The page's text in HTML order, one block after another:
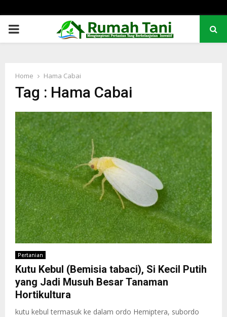
PRIMARY
Home Hama Cabai
Tag : Hama Cabai
Pertanian
Kutu Kebul (Bemisia tabaci), Si Kecil Putih
yang Jadi Musuh Besar Tanaman
Hortikultura
kutu kebul termasuk ke dalam ordo Hemiptera, subordo